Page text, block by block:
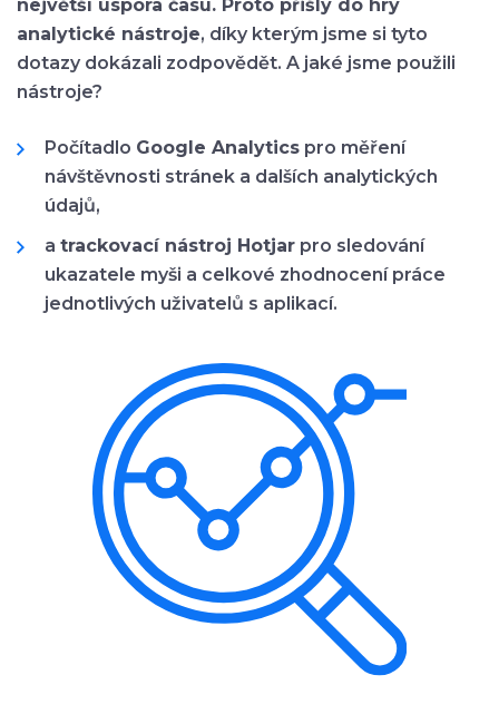
největší úspora času. Proto přišly do hry
analytické nástroje, díky kterým jsme si tyto
dotazy dokázali zodpovědět. A jaké jsme použili
nástroje?
Počítadlo Google Analytics pro měření
návštěvnosti stránek a dalších analytických
údajů,
a trackovací nástroj Hotjar pro sledování
ukazatele myši a celkové zhodnocení práce
jednotlivých uživatelů s aplikací.